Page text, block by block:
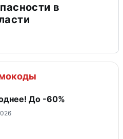
в
До -60%